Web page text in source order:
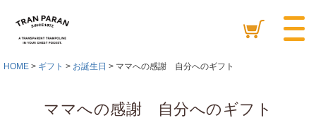
HOME ギフト お誕生日 ママへの感謝 自分へのギフト
ママへの感謝 自分へのギフト